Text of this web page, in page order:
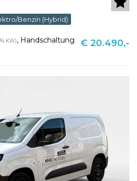
Benzin (Hybrid)
KW), Handschaltung
€ 20.490,-